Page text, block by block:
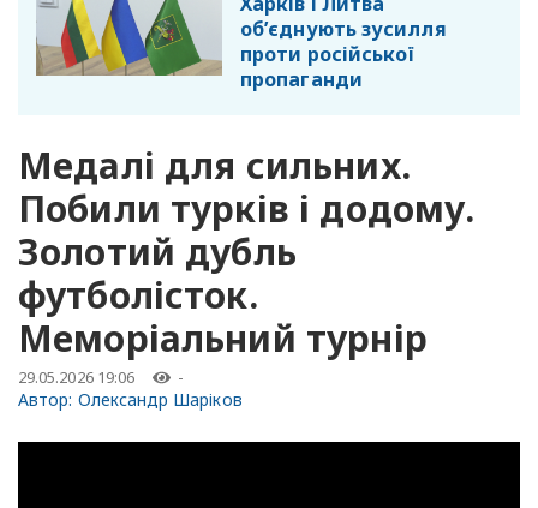
об’єднують зусилля
проти російської
пропаганди
Медалі для сильних.
Побили турків і додому.
Золотий дубль
футболісток.
Меморіальний турнір
29.05.2026 19:06 -
Автор: Олександр Шаріков